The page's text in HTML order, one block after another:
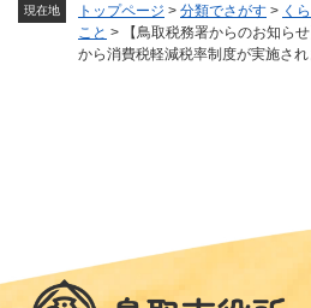
現在地 トップページ > 分類でさがす > く
こと >
【鳥取税務署からのお知ら
から消費税軽減税率制度が実施され